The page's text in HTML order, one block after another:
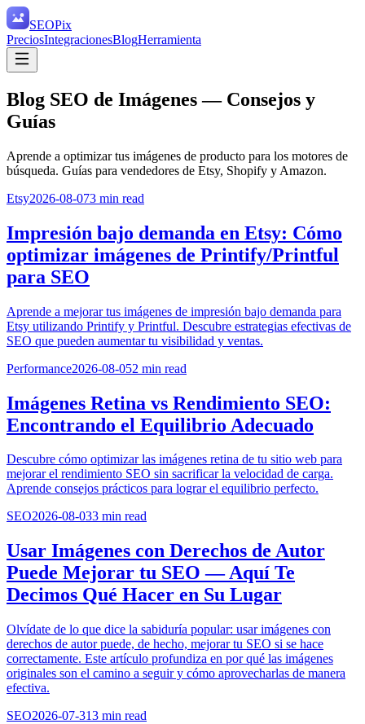
SEOPix
PreciosIntegracionesBlogHerramienta
Blog SEO de Imágenes — Consejos y
Guías
Aprende a optimizar tus imágenes de producto para los motores de
búsqueda. Guías para vendedores de Etsy, Shopify y Amazon.
Etsy2026-08-073 min read
Impresión bajo demanda en Etsy: Cómo
optimizar imágenes de Printify/Printful
para SEO
Aprende a mejorar tus imágenes de impresión bajo demanda para
Etsy utilizando Printify y Printful. Descubre estrategias efectivas de
SEO que pueden aumentar tu visibilidad y ventas.
Performance2026-08-052 min read
Imágenes Retina vs Rendimiento SEO:
Encontrando el Equilibrio Adecuado
Descubre cómo optimizar las imágenes retina de tu sitio web para
mejorar el rendimiento SEO sin sacrificar la velocidad de carga.
Aprende consejos prácticos para lograr el equilibrio perfecto.
SEO2026-08-033 min read
Usar Imágenes con Derechos de Autor
Puede Mejorar tu SEO — Aquí Te
Decimos Qué Hacer en Su Lugar
Olvídate de lo que dice la sabiduría popular: usar imágenes con
derechos de autor puede, de hecho, mejorar tu SEO si se hace
correctamente. Este artículo profundiza en por qué las imágenes
originales son el camino a seguir y cómo aprovecharlas de manera
efectiva.
SEO2026-07-313 min read